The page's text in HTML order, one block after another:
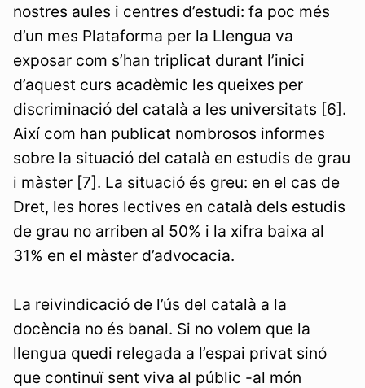
nostres aules i centres d’estudi: fa poc més
d’un mes Plataforma per la Llengua va
exposar com s’han triplicat durant l’inici
d’aquest curs acadèmic les queixes per
discriminació del català a les universitats [6].
Així com han publicat nombrosos informes
sobre la situació del català en estudis de grau
i màster [7]. La situació és greu: en el cas de
Dret, les hores lectives en català dels estudis
de grau no arriben al 50% i la xifra baixa al
31% en el màster d’advocacia.
La reivindicació de l’ús del català a la
docència no és banal. Si no volem que la
llengua quedi relegada a l’espai privat sinó
que continuï sent viva al públic -al món